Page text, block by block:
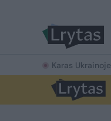
Karas Ukrainoje